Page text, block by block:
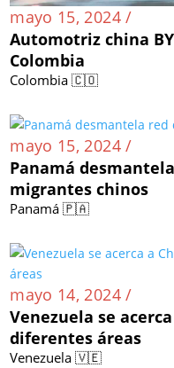
mayo 15, 2024 /
Automotriz china
Colombia
Colombia 🇨🇴
mayo 15, 2024 /
Panamá
migrantes chinos
Panamá 🇵🇦
mayo 14, 2024 /
Venezuela se
diferentes áreas
Venezuela 🇻🇪